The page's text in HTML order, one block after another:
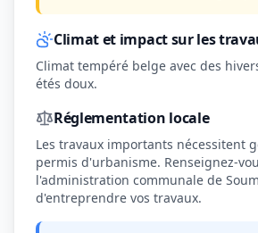
Climat et impact sur les
Climat tempéré belge avec des
étés doux.
Réglementation locale
Les travaux importants nécessitent
permis d'urbanisme. Renseignez-
l'administration communale de
d'entreprendre vos travaux.